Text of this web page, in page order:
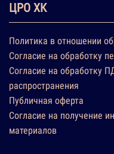
ЦРО ХК
Политика в отношении
Согласие на обработку
Согласие на обработку
распространения
Публичная оферта
Согласие на получение
материалов